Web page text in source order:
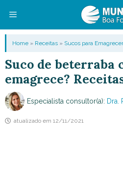
conteúdo
Menu
Home » Receitas » Sucos para
Suco de beterraba
emagrece?
Especialista consultor(a): Dra.
atualizado em 12/11/2021